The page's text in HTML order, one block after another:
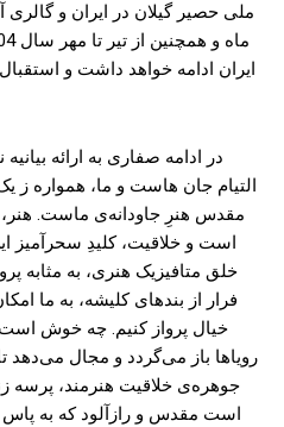
ملی حصیر گیلان در ایران و گالری
ایران ادامه خواهد داشت و
در ادامه صفاری به ارائه
التیام جان هاست و ما، همواره ز
مقدس هنرِ جاودانه‌ی ماست.
است و خلاقیت، کلیدِ سحرآمیز
خلق متافیزیک هنری، به مثابه
فرار از بندهای کلیشه، به ما
خیال پرواز کنیم. چه خوش
رویاها باز می‌گردد و مجال می‌دهد
جوهره‌ی خلاقیت هنرمند، پرسه
است مقدس و رازآلود که به